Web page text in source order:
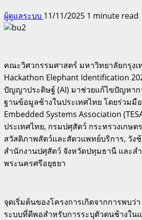
ผู้ดูแลระบบ 11/11/2025 1 minute read
คณะวิศวกรรมศาสตร์ มหาวิทยาลัยกรุงเ
Hackathon Elephant Identification
ปัญญาประดิษฐ์ (AI) มาช่วยแก้ไขปัญหา
ฐานข้อมูลช้างในประเทศไทย โดยร่วมมื
Embedded Systems Association
ประเทศไทย, กรมปศุสัตว์ กระทรวงเกษ
สวัสดิภาพสัตว์และสัตวแพทย์บริการ, วัง
สำนักงานปศุสัตว์ จังหวัดปทุมธานี และส
พระนครศรีอยุธยา
จุดเริ่มต้นของโครงการเกิดจากการพบว่
ระบบที่ดีพอสำหรับการระบุตัวตนช้างใน